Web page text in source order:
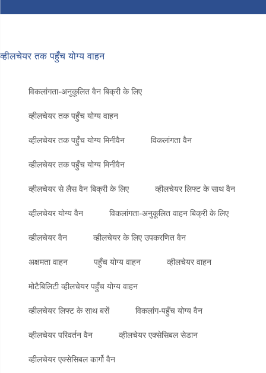
व्हीलचेयर तक पहुँच योग्य वाहन
विकलांगता-अनुकूलित वैन बिक्री के लिए
व्हीलचेयर तक पहुँच योग्य वाहन
व्हीलचेयर तक पहुँच योग्य मिनीवैन विकलांगता वैन
व्हीलचेयर तक पहुँच योग्य मिनीवैन
व्हीलचेयर से लैस वैन बिक्री के लिए व्हीलचेयर लिफ्ट के साथ वैन
व्हीलचेयर योग्य वैन विकलांगता-अनुकूलित वाहन बिक्री के लिए
व्हीलचेयर वैन व्हीलचेयर के लिए उपकरणित वैन
अक्षमता वाहन पहुँच योग्य वाहन व्हीलचेयर वाहन
मोटैबिलिटी व्हीलचेयर पहुँच योग्य वाहन
व्हीलचेयर लिफ्ट के साथ बसें विकलांग-पहुँच योग्य वैन
व्हीलचेयर परिवर्तन वैन व्हीलचेयर एक्सेसिबल सेडान
व्हीलचेयर एक्सेसिबल कार्गो वैन